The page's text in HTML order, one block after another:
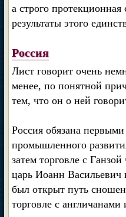
а строго
результаты этого
Россия
Лист говорит очень
менее, по понятной
тем, что он о ней
Россия обязана
промышленного
затем торговле с
царь Иоанн Васильевич
был открыт путь
торговле с